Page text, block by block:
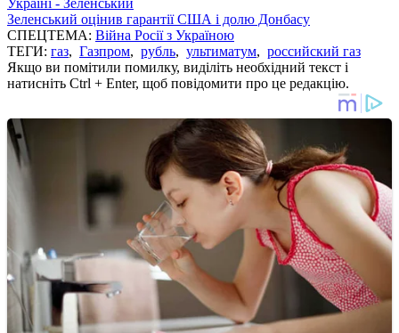
Зеленський оцінив гарантії США і долю Донбасу
СПЕЦТЕМА: Війна Росії з Україною
ТЕГИ: газ, Газпром, рубль, ультиматум, российский газ
Якщо ви помітили помилку, виділіть необхідний текст і
натисніть Ctrl + Enter, щоб повідомити про це редакцію.